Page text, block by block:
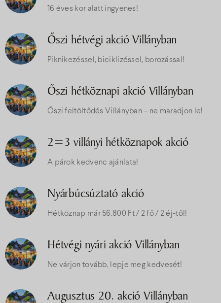
16 éves kor alatt ingyenes!
Őszi hétvégi akció Villányban
Piknikezéssel, biciklizéssel, borozással!
Őszi hétköznapi akció Villányban
Őszi feltöltődés Villányban – ne maradjon le!
2=3 villányi hétköznapok akció
A párok kedvenc ajánlata!
Nyárbúcsúztató akció
Hétköznap már 56.800 Ft / 2 fő / 2 éj-től!
Hétvégi nyári akció Villányban
Ne várjon tovább, lepje meg kedvesét!
Augusztus 20. akció Villányban